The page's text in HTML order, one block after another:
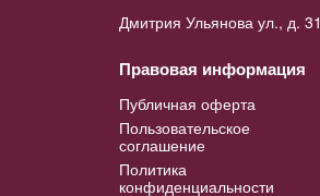
Дмитрия Ульянова ул., д. 31
Правовая информация
Публичная оферта
Пользовательское
соглашение
Политика
конфиденциальности